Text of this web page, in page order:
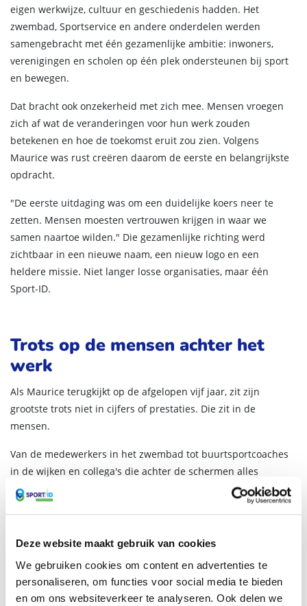
Deze website maakt gebruik van cookies
We gebruiken cookies om content en advertenties te
personaliseren, om functies voor social media te bieden
en om ons websiteverkeer te analyseren. Ook delen we
eigen werkwijze, cultuur en geschiedenis hadden. Het
zwembad, Sportservice en andere onderdelen werden
samengebracht met één gezamenlijke ambitie: inwoners,
verenigingen en scholen op één plek ondersteunen bij sport
en bewegen.
Dat bracht ook onzekerheid met zich mee. Mensen vroegen
zich af wat de veranderingen voor hun werk zouden
betekenen en hoe de toekomst eruit zou zien. Volgens
Maurice was rust creëren daarom de eerste en belangrijkste
opdracht.
"De eerste uitdaging was om een duidelijke koers neer te
zetten. Mensen moesten vertrouwen krijgen in waar we
samen naartoe wilden." Die gezamenlijke richting werd
zichtbaar in een nieuwe naam, een nieuw logo en een
heldere missie. Niet langer losse organisaties, maar één
Sport-ID.
Trots op de mensen achter het
werk
Als Maurice terugkijkt op de afgelopen vijf jaar, zit zijn
grootste trots niet in cijfers of prestaties. Die zit in de
mensen.
Van de medewerkers in het zwembad tot buurtsportcoaches
in de wijken en collega's die achter de schermen alles
mogelijk maken: zij zijn volgens hem de drijvende kracht
achter de organisatie. "Zij zetten zich iedere dag met hrt en
het verschil."
Ook persoonlijk haalt Maurice veel energie uit het begeleiden
en ontwikkelen van mensen. Hij gelooft dat een organisatie
pas kan groeien als medewerkers de ruimte krijgen om